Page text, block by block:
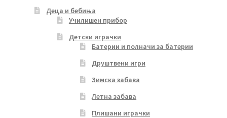
Деца и бебиња
Училишен прибор
Детски играчки
Батерии и полначи за батерии
Друштвени игри
Зимска забава
Летна забава
Плишани играчки